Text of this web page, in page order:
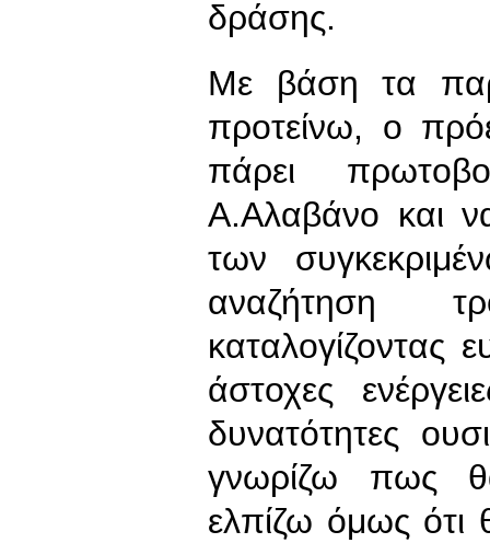
δράσης.
Με βάση τα
προτείνω, ο
πάρει
Α.Αλαβάνο και
των
αναζήτηση
καταλογίζοντας
άστοχες
δυνατότητες
γνωρίζω πως
ελπίζω όμως